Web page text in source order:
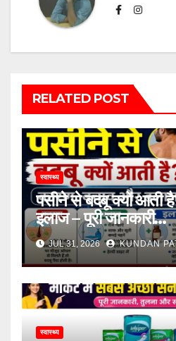
RELATED POST
स्वास्थ्य
पसीने से बदबू क्यों आती
इलाज – पूरी जानकारी…
JUL 31, 2026 KUNDAN
स्वास्थ्य